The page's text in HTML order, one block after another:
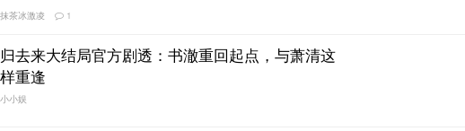
归去来大结局官方剧透：书澈重回起点，与萧清这
样重逢
小小娱